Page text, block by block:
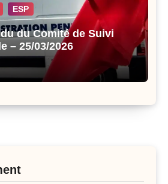
ESP
du Comité de Suivi
– 25/03/2026